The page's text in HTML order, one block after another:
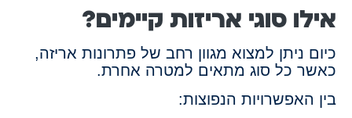
אילו סוגי אריזות קיימים?
כיום ניתן למצוא מגוון רחב של פתרונות אריזה,
כאשר כל סוג מתאים למטרה אחרת.
בין האפשרויות הנפוצות: